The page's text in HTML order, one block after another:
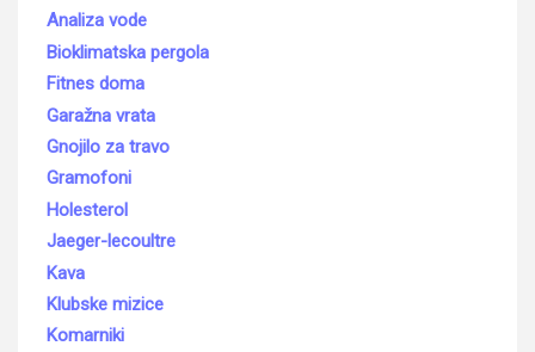
Analiza vode
Bioklimatska pergola
Fitnes doma
Garažna vrata
Gnojilo za travo
Gramofoni
Holesterol
Jaeger-lecoultre
Kava
Klubske mizice
Komarniki